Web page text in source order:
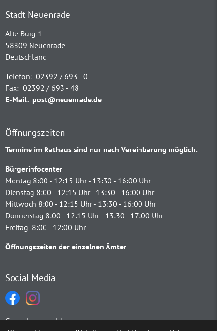
Stadt Neuenrade
Alte Burg 1
58809 Neuenrade
Deutschland
Telefon: 02392 / 693 - 0
Fax: 02392 / 693 - 48
E-Mail: post@neuenrade.de
Öffnungszeiten
Termine im Rathaus sind nur nach Vereinbarung möglich.
Bürgerinfocenter
Montag 8:00 - 12:15 Uhr - 13:30 - 16:00 Uhr
Dienstag 8:00 - 12:15 Uhr - 13:30 - 16:00 Uhr
Mittwoch 8:00 - 12:15 Uhr - 13:30 - 16:00 Uhr
Donnerstag 8:00 - 12:15 Uhr - 13:30 - 17:00 Uhr
Freitag 8:00 - 12:00 Uhr
Öffnungszeiten der einzelnen Ämter
Social Media
Sprachauswahl